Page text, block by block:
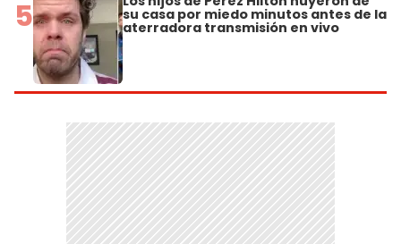
5 su casa por miedo minutos antes de la
aterradora transmisión en vivo